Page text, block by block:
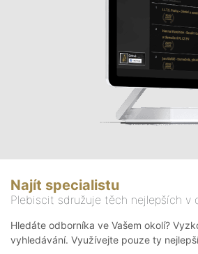
Najít specialistu
Plebiscit sdružuje těch nejlepších v
Hledáte odborníka ve Vašem okolí?
vyhledávání. Využívejte pouze ty